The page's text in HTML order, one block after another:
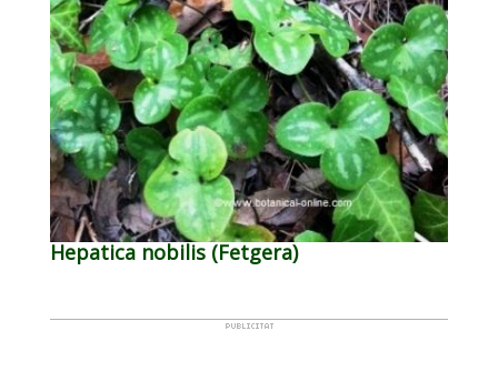
Hepatica nobilis (Fetgera)